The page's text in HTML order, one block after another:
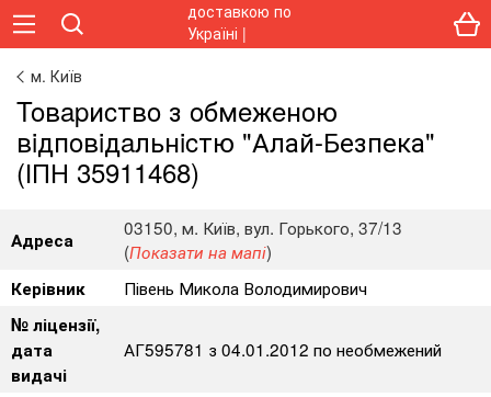
м. Київ
Toвapиcтвo з oбмeжeнoю
вiдпoвiдaльнicтю "Алай-Безпека"
(ІПН 35911468)
Адреса
03150, м. Київ, вул. Горького, 37/13
(Показати на мапі)
Керівник
Півень Микола Володимирович
№ ліцензії,
дата
видачі
АГ595781 з 04.01.2012 по необмежений